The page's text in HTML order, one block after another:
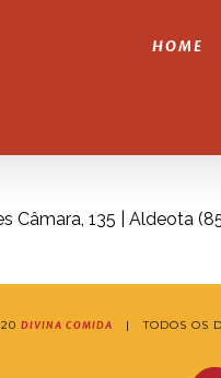
HOME
Câmara, 135 | Aldeota
DIVINA COMIDA | TODOS OS